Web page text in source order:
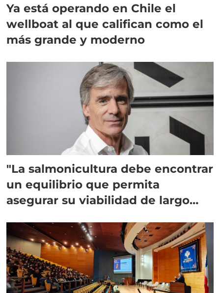
Ya está operando en Chile el
wellboat al que califican como el
más grande y moderno
"La salmonicultura debe encontrar
un equilibrio que permita
asegurar su viabilidad de largo